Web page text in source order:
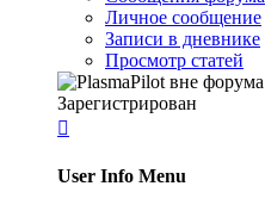
Личное сообщение
Записи в дневнике
Просмотр статей
Зарегистрирован

User Info Menu